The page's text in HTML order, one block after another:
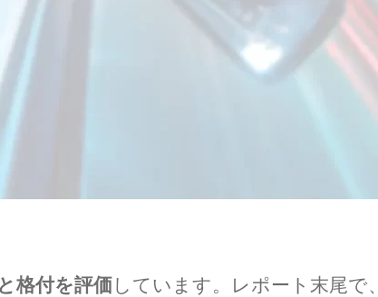
格付を評価しています。レポート末尾で、